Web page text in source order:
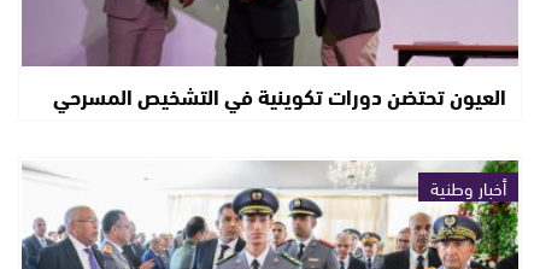
العيون تحتضن دورات تكوينية في التشخيص المسرحي
أخبار وطنية